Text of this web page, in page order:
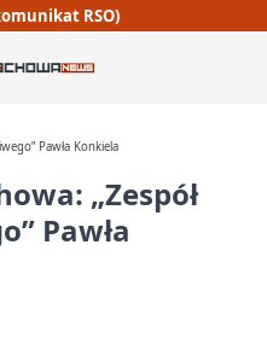
RSO)
Pawła Konkiela
„Zespół
Pawła